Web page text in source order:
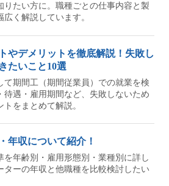
りたい方に。職種ごとの仕事内容と製
く解説しています。
やデメリットを徹底解説！失敗し
たいこと10選
て期間工（期間従業員）での就業を検
待遇・雇用期間など、失敗しないため
をまとめて解説。
年収について紹介！
を年齢別・雇用形態別・業種別に詳し
ターの年収と他職種を比較検討したい